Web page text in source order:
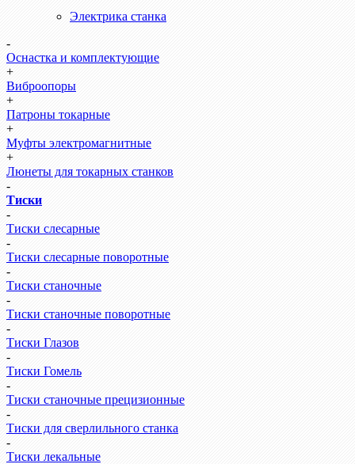
Электрика станка
-
Оснастка и комплектующие
+
Виброопоры
+
Патроны токарные
+
Муфты электромагнитные
+
Люнеты для токарных станков
-
Тиски
-
Тиски слесарные
-
Тиски слесарные поворотные
-
Тиски станочные
-
Тиски станочные поворотные
-
Тиски Глазов
-
Тиски Гомель
-
Тиски станочные прецизионные
-
Тиски для сверлильного станка
-
Тиски лекальные